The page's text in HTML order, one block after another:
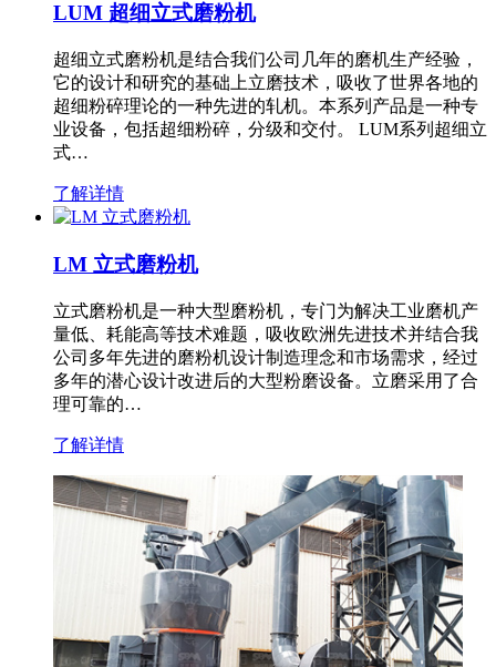
LUM 超细立式磨粉机
超细立式磨粉机是结合我们公司几年的磨机生产经验，
它的设计和研究的基础上立磨技术，吸收了世界各地的
超细粉碎理论的一种先进的轧机。本系列产品是一种专
业设备，包括超细粉碎，分级和交付。 LUM系列超细立
式…
了解详情
LM 立式磨粉机
立式磨粉机是一种大型磨粉机，专门为解决工业磨机产
量低、耗能高等技术难题，吸收欧洲先进技术并结合我
公司多年先进的磨粉机设计制造理念和市场需求，经过
多年的潜心设计改进后的大型粉磨设备。立磨采用了合
理可靠的…
了解详情